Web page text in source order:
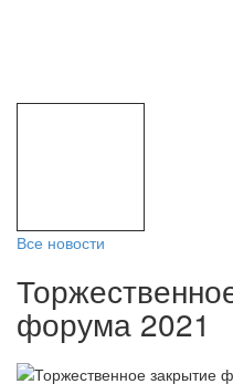
Все новости
форума 2021